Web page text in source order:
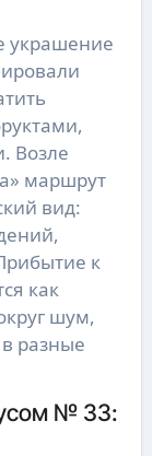
украшение
Возле
маршрут
вид:
к
как
шум,
разные
№ 33: